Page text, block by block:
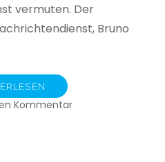
vermuten. Der
Bruno
Kommentarzu